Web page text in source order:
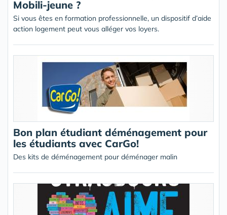
Mobili-jeune ?
Si vous êtes en formation professionnelle, un dispositif d’aide
action logement peut vous alléger vos loyers.
Bon plan étudiant déménagement pour
les étudiants avec CarGo!
Des kits de déménagement pour déménager malin